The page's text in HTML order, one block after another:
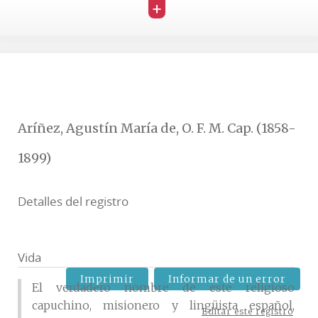
+
Aríñez, Agustín María de, O. F. M. Cap. (1858-
1899)
Detalles del registro
Vida
El verdadero nombre de este religioso
capuchino, misionero y lingüista español,
Imprimir Informar de un error
Editar este registro